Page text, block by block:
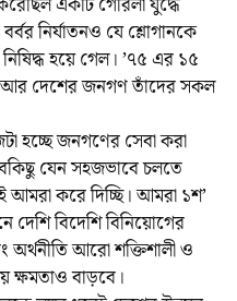
নির্যাতনও যে শ্লোগানকে
হয়ে গেল। ’৭৫ এর ১৫
দেশের জনগণ তাঁদের সকল
হচ্ছে জনগণের সেবা করা
যেন সহজভাবে চলতে
আমরা করে দিচ্ছি। আমরা ১শ’
দেশি বিদেশি বিনিয়োগের
অর্থনীতি আরো শক্তিশালী ও
ক্ষমতাও বাড়বে।